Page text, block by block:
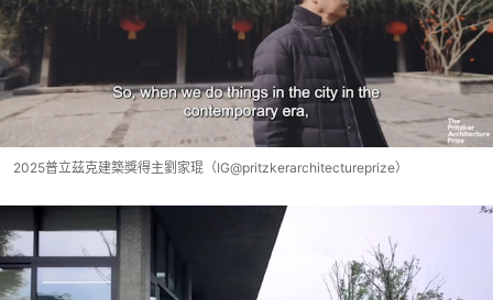
2025普立茲克建築獎得主劉家琨（IG@pritzkerarchitectureprize）